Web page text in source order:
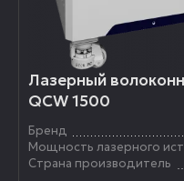
Лазерный
QCW 1500
Бренд
Мощность лазерного
Страна производитель